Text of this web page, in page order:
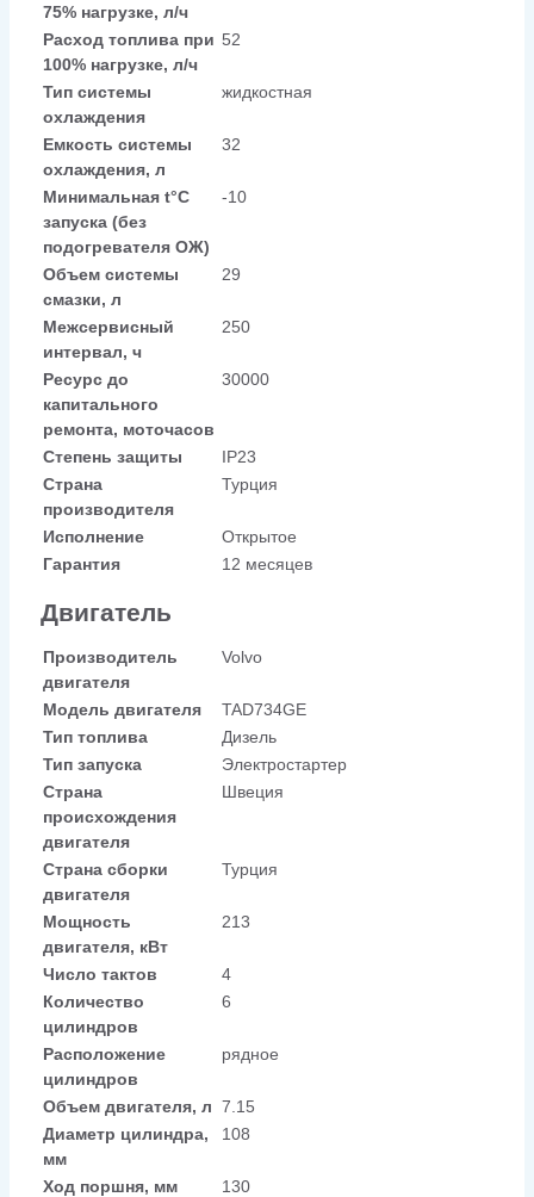
75% нагрузке, л/ч
Расход топлива при
100% нагрузке, л/ч
52
Тип системы
охлаждения
жидкостная
Емкость системы
охлаждения, л
32
Минимальная t°С
запуска (без
подогревателя ОЖ)
-10
Объем системы
смазки, л
29
Межсервисный
интервал, ч
250
Ресурс до
капитального
ремонта, моточасов
30000
Степень защиты
IP23
Страна
производителя
Турция
Исполнение
Открытое
Гарантия
12 месяцев
Двигатель
Производитель
двигателя
Volvo
Модель двигателя
TAD734GE
Тип топлива
Дизель
Тип запуска
Электростартер
Страна
происхождения
двигателя
Швеция
Страна сборки
двигателя
Турция
Мощность
двигателя, кВт
213
Число тактов
4
Количество
цилиндров
6
Расположение
цилиндров
рядное
Объем двигателя, л 7.15
Диаметр цилиндра,
мм
108
Ход поршня, мм
130